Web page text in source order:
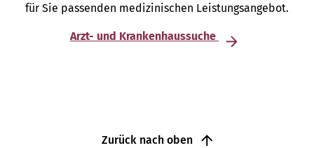
für Sie passenden medizinischen Leistungsangebot.
Arzt- und Krankenhaussuche
Zurück nach oben